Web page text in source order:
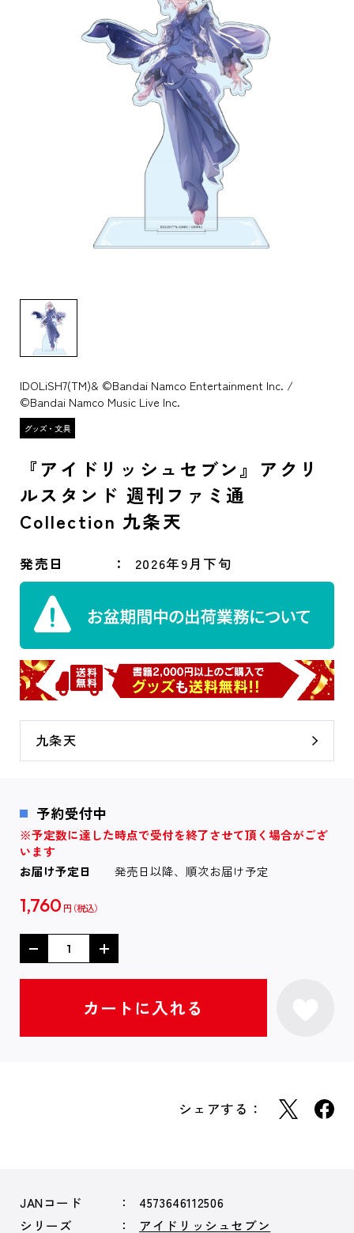
IDOLiSH7(TM)& ©Bandai Namco Entertainment Inc. /
©Bandai Namco Music Live Inc.
『アイドリッシュセブン』アクリ
ルスタンド 週刊ファミ通
Collection 九条天
発売日 2026年9月下旬
九条天
予約受付中
※予定数に達した時点で受付を終了させて頂く場合がござ
います
お届け予定日
発売日以降、順次お届け予定
1,760 円
シェアする：
JANコード
4573646112506
シリーズ
アイドリッシュセブン